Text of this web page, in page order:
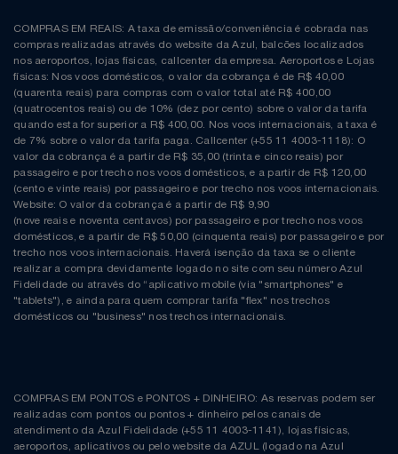
COMPRAS EM REAIS: A taxa de emissão/conveniência é cobrada nas
compras realizadas através do website da Azul, balcões localizados
nos aeroportos, lojas físicas, callcenter da empresa. Aeroportos e Lojas
físicas: Nos voos domésticos, o valor da cobrança é de R$ 40,00
(quarenta reais) para compras com o valor total até R$ 400,00
(quatrocentos reais) ou de 10% (dez por cento) sobre o valor da tarifa
quando esta for superior a R$ 400,00. Nos voos internacionais, a taxa é
de 7% sobre o valor da tarifa paga. Callcenter (+55 11 4003-1118): O
valor da cobrança é a partir de R$ 35,00 (trinta e cinco reais) por
passageiro e por trecho nos voos domésticos, e a partir de R$ 120,00
(cento e vinte reais) por passageiro e por trecho nos voos internacionais.
Website: O valor da cobrança é a partir de R$ 9,90
(nove reais e noventa centavos) por passageiro e por trecho nos voos
domésticos, e a partir de R$ 50,00 (cinquenta reais) por passageiro e por
trecho nos voos internacionais. Haverá isenção da taxa se o cliente
realizar a compra devidamente logado no site com seu número Azul
Fidelidade ou através do “aplicativo mobile (via "smartphones" e
"tablets"), e ainda para quem comprar tarifa "flex" nos trechos
domésticos ou "business" nos trechos internacionais.
COMPRAS EM PONTOS e PONTOS + DINHEIRO: As reservas podem ser
realizadas com pontos ou pontos + dinheiro pelos canais de
atendimento da Azul Fidelidade (+55 11 4003-1141), lojas físicas,
aeroportos, aplicativos ou pelo website da AZUL (logado na Azul